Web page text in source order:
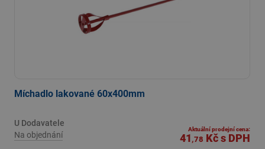
Míchadlo lakované 60x400mm
U Dodavatele
Na objednání
Aktuální prodejní cena:
41 ,78 Kčs DPH